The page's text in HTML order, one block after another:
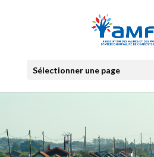
Sélectionner une page